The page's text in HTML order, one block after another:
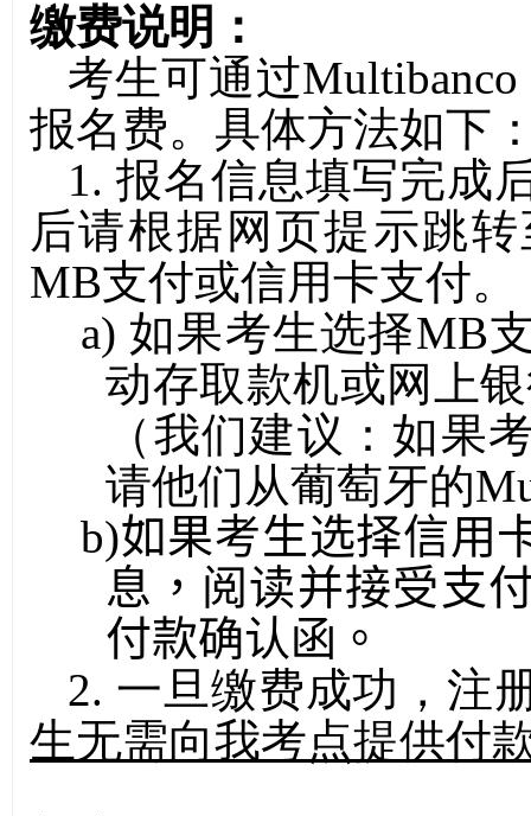
缴费说明：
考生可通过Multibanco
报名费。具体方法如下
1. 报名信息填写完成
后请根据网页提示跳
MB支付或信用卡支付。
a) 如果考生选择MB
动存取款机或网上
（我们建议： 如果
请他们从葡萄牙的
b)如果考生选择信用
息，阅读并接受支
付款确认函。
2. 一旦缴费成功，注
生无需向我考点提供付